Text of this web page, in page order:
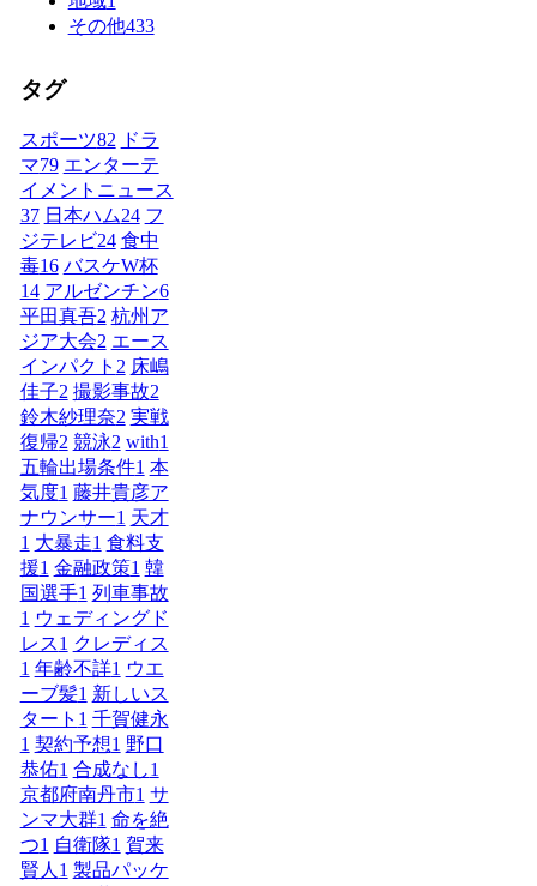
その他433
タグ
スポーツ82 ドラ
マ79 エンターテ
イメントニュース
37 日本ハム24 フ
ジテレビ24 食中
毒16 バスケW杯
14 アルゼンチン6
平田真吾2 杭州ア
ジア大会2 エース
インパクト 2 床嶋
佳子2 撮影事故2
鈴木紗理奈2 実戦
復帰2 競泳2 with1
五輪出場条件1 本
気度1 藤井貴彦ア
ナウンサー1 天才
1 大暴走1 食料支
援1 金融政策1 韓
国選手1 列車事故
1 ウェディングド
レス1 クレディス
1 年齢不詳1 ウエ
ーブ髪1 新しいス
タート 1 千賀健永
1 契約予想1 野口
恭佑1 合成なし1
京都府南丹市1 サ
ンマ大群1 命を絶
つ1 自衛隊1 賀来
賢人 1 製品パッケ